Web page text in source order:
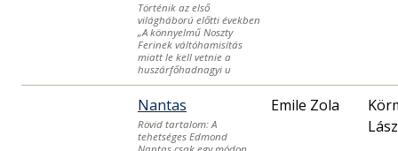
Történik az első
világháború előtti években
„A könnyelmű Noszty
Ferinek váltóhamisítás
miatt le kell vetnie a
huszárfőhadnagyi u
Nantas
Rövid tartalom: A
tehetséges Edmond
Emile Zola